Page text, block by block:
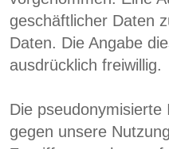
geschäftlicher Daten
Daten. Die Angabe
ausdrücklich freiwillig.
Die
gegen unsere